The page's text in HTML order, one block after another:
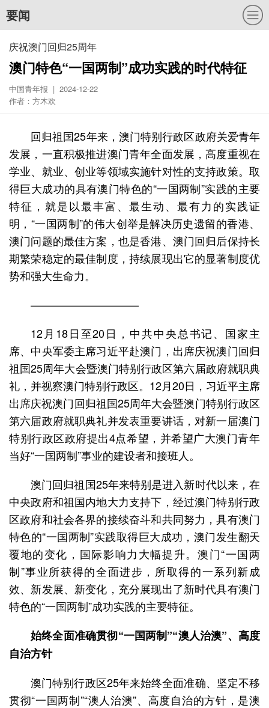
要闻
庆祝澳门回归25周年
澳门特色“一国两制”成功实践的时代特征
中国青年报 | 2024-12-22
作者：方木欢
回归祖国25年来，澳门特别行政区政府关爱青年
发展，一直积极推进澳门青年全面发展，高度重视在
学业、就业、创业等领域实施针对性的支持政策。取
得巨大成功的具有澳门特色的“一国两制”实践的主要
特征，就是以最丰富、最生动、最有力的实践证
明，“一国两制”的伟大创举是解决历史遗留的香港、
澳门问题的最佳方案，也是香港、澳门回归后保持长
期繁荣稳定的最佳制度，持续展现出它的显著制度优
势和强大生命力。
——————————
12月18日至20日，中共中央总书记、国家主
席、中央军委主席习近平赴澳门，出席庆祝澳门回归
祖国25周年大会暨澳门特别行政区第六届政府就职典
礼，并视察澳门特别行政区。12月20日，习近平主席
出席庆祝澳门回归祖国25周年大会暨澳门特别行政区
第六届政府就职典礼并发表重要讲话，对新一届澳门
特别行政区政府提出4点希望，并希望广大澳门青年
当好“一国两制”事业的建设者和接班人。
澳门回归祖国25年来特别是进入新时代以来，在
中央政府和祖国内地大力支持下，经过澳门特别行政
区政府和社会各界的接续奋斗和共同努力，具有澳门
特色的“一国两制”实践取得巨大成功，澳门发生翻天
覆地的变化，国际影响力大幅提升。澳门“一国两
制”事业所获得的全面进步，所取得的一系列新成
效、新发展、新变化，充分展现出了新时代具有澳门
特色的“一国两制”成功实践的主要特征。
始终全面准确贯彻“一国两制”“澳人治澳”、高度
自治方针
澳门特别行政区25年来始终全面准确、坚定不移
贯彻“一国两制”“澳人治澳”、高度自治的方针，是澳